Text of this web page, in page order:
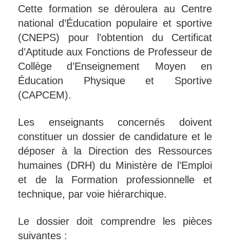
Cette formation se déroulera au Centre
national d’Éducation populaire et sportive
(CNEPS) pour l’obtention du Certificat
d’Aptitude aux Fonctions de Professeur de
Collège d’Enseignement Moyen en
Éducation Physique et Sportive
(CAPCEM).
Les enseignants concernés doivent
constituer un dossier de candidature et le
déposer à la Direction des Ressources
humaines (DRH) du Ministère de l’Emploi
et de la Formation professionnelle et
technique, par voie hiérarchique.
Le dossier doit comprendre les pièces
suivantes :